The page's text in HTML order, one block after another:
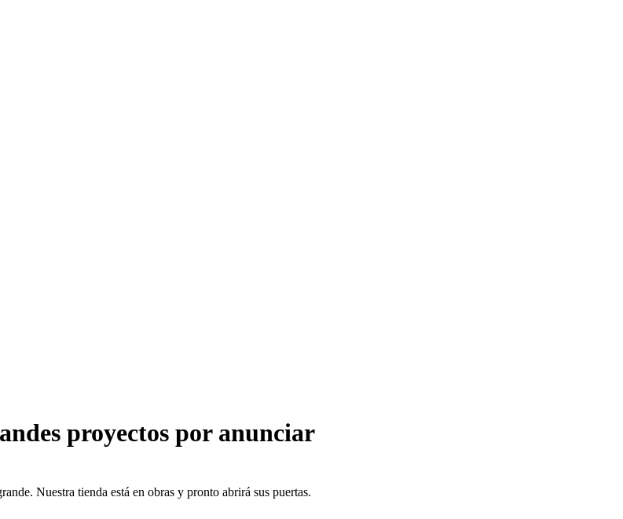
proyectos por anunciar
Nuestra tienda está en obras y pronto abrirá sus puertas.